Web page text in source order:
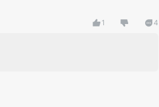
，和我们一起优化产品！
1 4